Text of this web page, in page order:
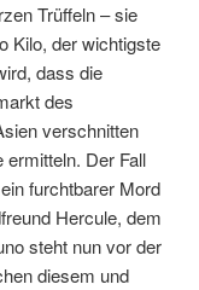
Trüffeln – sie
Kilo, der wichtigste
dass die
des
verschnitten
Der Fall
furchtbarer Mord
Hercule, dem
steht nun vor der
diesem und